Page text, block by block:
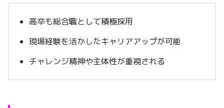
高卒も総合職として積極採用
現場経験を活かしたキャリアアップが可能
チャレンジ精神や主体性が重視される